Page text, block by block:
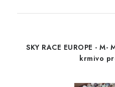
SKY RACE EUROPE -
krmivo